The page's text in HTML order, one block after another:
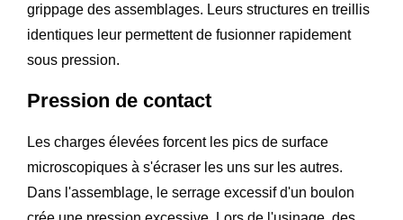
grippage des assemblages. Leurs structures en treillis
identiques leur permettent de fusionner rapidement
sous pression.
Pression de contact
Les charges élevées forcent les pics de surface
microscopiques à s'écraser les uns sur les autres.
Dans l'assemblage, le serrage excessif d'un boulon